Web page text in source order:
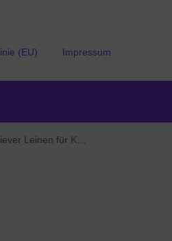
(EU) Impressum
und Große Hunde